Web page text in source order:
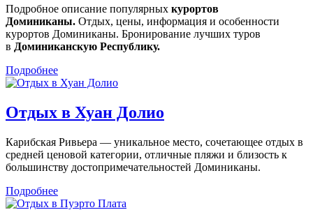
Подробное описание популярных курортов
Доминиканы. Отдых, цены, информация и особенности
курортов Доминиканы. Бронирование лучших туров
в Доминиканскую Республику.
Подробнее
Отдых в Хуан Долио
Карибская Ривьера — уникальное место, сочетающее отдых в
средней ценовой категории, отличные пляжи и близость к
большинству достопримечательностей Доминиканы.
Подробнее